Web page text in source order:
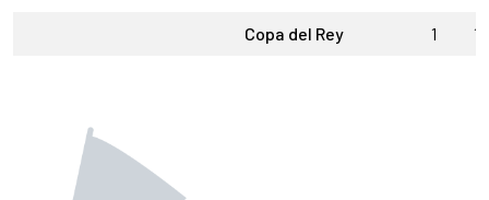
Copa del Rey 1 1